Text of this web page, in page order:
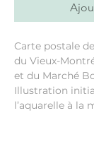
Carte postale
du Vieux-
et du Marché
Illustration
l’aquarelle à la